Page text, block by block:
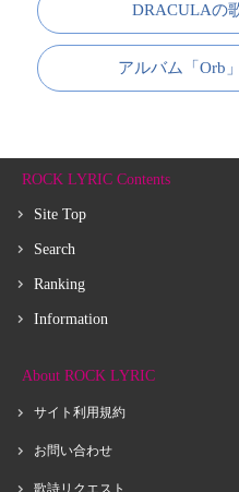
DRACULAの
アルバム「Orb
ROCK LYRIC Contents
Site Top
Search
Ranking
Information
About ROCK LYRIC
サイト利用規約
お問い合わせ
歌詩リクエスト